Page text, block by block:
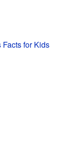
Facts for Kids